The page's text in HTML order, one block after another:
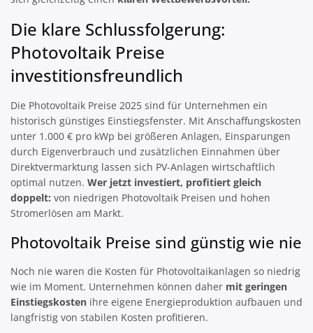
Die klare Schlussfolgerung:
Photovoltaik Preise
investitionsfreundlich
Die Photovoltaik Preise 2025 sind für Unternehmen ein
historisch günstiges Einstiegsfenster. Mit Anschaffungskosten
unter 1.000 € pro kWp bei größeren Anlagen, Einsparungen
durch Eigenverbrauch und zusätzlichen Einnahmen über
Direktvermarktung lassen sich PV-Anlagen wirtschaftlich
optimal nutzen. Wer jetzt investiert, profitiert gleich
doppelt: von niedrigen Photovoltaik Preisen und hohen
Stromerlösen am Markt.
Photovoltaik Preise sind günstig wie nie
Noch nie waren die Kosten für Photovoltaikanlagen so niedrig
wie im Moment. Unternehmen können daher mit geringen
Einstiegskosten ihre eigene Energieproduktion aufbauen und
langfristig von stabilen Kosten profitieren.